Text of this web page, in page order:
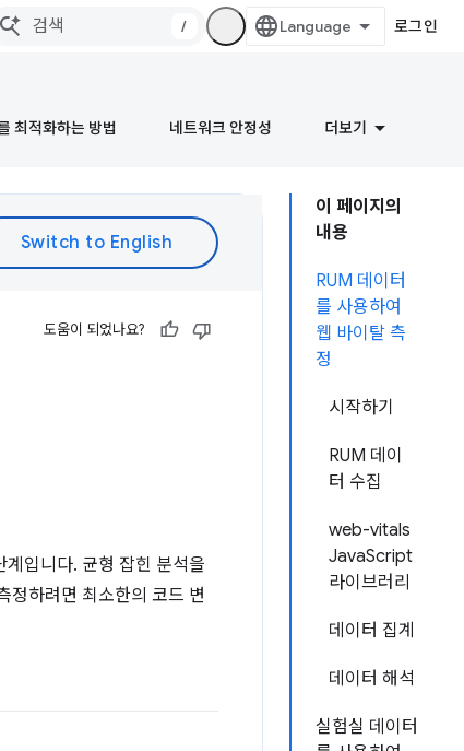
/ 로그인
최적화하는 방법 네트워크 안정성 더보기
이 페이지의
내용
RUM 데이터
를 사용하여
웹 바이탈 측
정
시작하기
RUM 데이
터 수집
web-vitals
JavaScript
라이브러리
데이터 집계
데이터 해석
실험실 데이터
도움이 되었나요?
입니다. 균형 잡힌 분석을
정하려면 최소한의 코드 변